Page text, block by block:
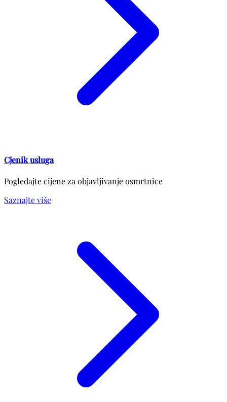
Cjenik usluga
Pogledajte cijene za objavljivanje osmrtnice
Saznajte više